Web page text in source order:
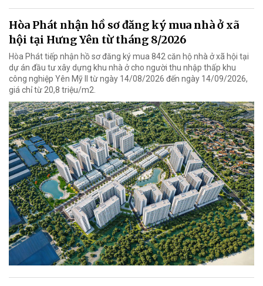
Hòa Phát nhận hồ sơ đăng ký mua nhà ở xã
hội tại Hưng Yên từ tháng 8/2026
Hòa Phát tiếp nhận hồ sơ đăng ký mua 842 căn hộ nhà ở xã hội tại
dự án đầu tư xây dựng khu nhà ở cho người thu nhập thấp khu
công nghiệp Yên Mỹ II từ ngày 14/08/2026 đến ngày 14/09/2026,
giá chỉ từ 20,8 triệu/m2.